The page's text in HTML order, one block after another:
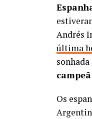
Andrés
última
Os